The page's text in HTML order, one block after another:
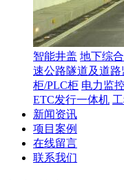
智能井盖 地下综
速公路隧道及道
柜/PLC柜 电力监
ETC发行一体机
新闻资讯
项目案例
在线留言
联系我们